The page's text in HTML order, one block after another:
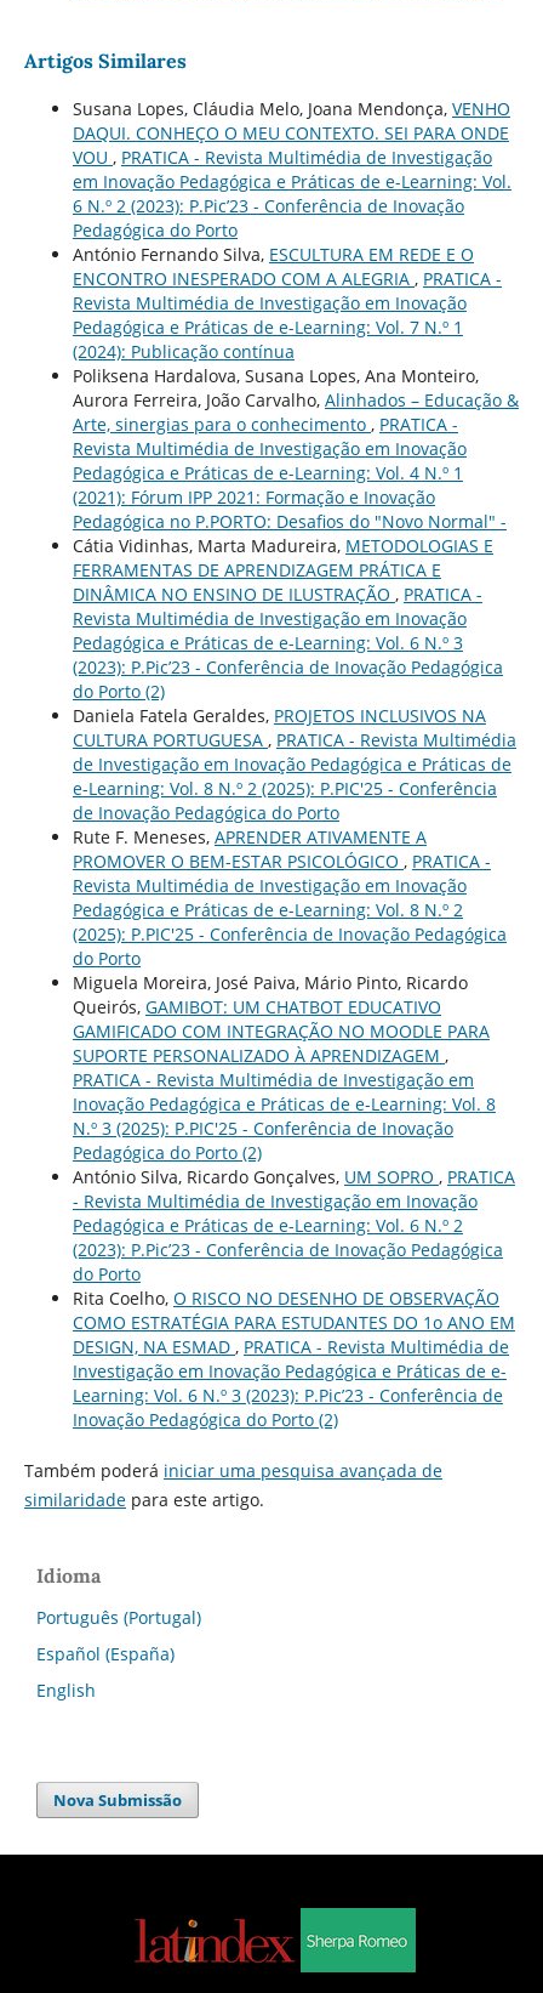
Artigos Similares
Susana Lopes, Cláudia Melo, Joana Mendonça, VENHO
DAQUI. CONHEÇO O MEU CONTEXTO. SEI PARA ONDE
VOU , PRATICA - Revista Multimédia de Investigação
em Inovação Pedagógica e Práticas de e-Learning: Vol.
6 N.º 2 (2023): P.Pic’23 - Conferência de Inovação
Pedagógica do Porto
António Fernando Silva, ESCULTURA EM REDE E O
ENCONTRO INESPERADO COM A ALEGRIA , PRATICA -
Revista Multimédia de Investigação em Inovação
Pedagógica e Práticas de e-Learning: Vol. 7 N.º 1
(2024): Publicação contínua
Poliksena Hardalova, Susana Lopes, Ana Monteiro,
Aurora Ferreira, João Carvalho, Alinhados – Educação &
Arte, sinergias para o conhecimento , PRATICA -
Revista Multimédia de Investigação em Inovação
Pedagógica e Práticas de e-Learning: Vol. 4 N.º 1
(2021): Fórum IPP 2021: Formação e Inovação
Pedagógica no P.PORTO: Desafios do "Novo Normal" -
Cátia Vidinhas, Marta Madureira, METODOLOGIAS E
FERRAMENTAS DE APRENDIZAGEM PRÁTICA E
DINÂMICA NO ENSINO DE ILUSTRAÇÃO , PRATICA -
Revista Multimédia de Investigação em Inovação
Pedagógica e Práticas de e-Learning: Vol. 6 N.º 3
(2023): P.Pic’23 - Conferência de Inovação Pedagógica
do Porto (2)
Daniela Fatela Geraldes, PROJETOS INCLUSIVOS NA
CULTURA PORTUGUESA , PRATICA - Revista Multimédia
de Investigação em Inovação Pedagógica e Práticas de
e-Learning: Vol. 8 N.º 2 (2025): P.PIC'25 - Conferência
de Inovação Pedagógica do Porto
Rute F. Meneses, APRENDER ATIVAMENTE A
PROMOVER O BEM-ESTAR PSICOLÓGICO , PRATICA -
Revista Multimédia de Investigação em Inovação
Pedagógica e Práticas de e-Learning: Vol. 8 N.º 2
(2025): P.PIC'25 - Conferência de Inovação Pedagógica
do Porto
Miguela Moreira, José Paiva, Mário Pinto, Ricardo
Queirós, GAMIBOT: UM CHATBOT EDUCATIVO
GAMIFICADO COM INTEGRAÇÃO NO MOODLE PARA
SUPORTE PERSONALIZADO À APRENDIZAGEM ,
PRATICA - Revista Multimédia de Investigação em
Inovação Pedagógica e Práticas de e-Learning: Vol. 8
N.º 3 (2025): P.PIC'25 - Conferência de Inovação
Pedagógica do Porto (2)
António Silva, Ricardo Gonçalves, UM SOPRO , PRATICA
- Revista Multimédia de Investigação em Inovação
Pedagógica e Práticas de e-Learning: Vol. 6 N.º 2
(2023): P.Pic’23 - Conferência de Inovação Pedagógica
do Porto
Rita Coelho, O RISCO NO DESENHO DE OBSERVAÇÃO
COMO ESTRATÉGIA PARA ESTUDANTES DO 1o ANO EM
DESIGN, NA ESMAD , PRATICA - Revista Multimédia de
Investigação em Inovação Pedagógica e Práticas de e-
Learning: Vol. 6 N.º 3 (2023): P.Pic’23 - Conferência de
Inovação Pedagógica do Porto (2)
Também poderá iniciar uma pesquisa avançada de
similaridadepara este artigo.
Idioma
Português (Portugal)
Español (España)
English
Nova Submissão